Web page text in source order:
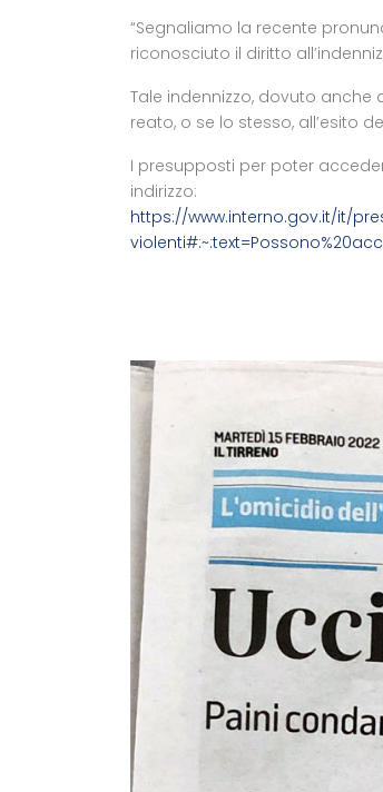
“Segnaliamo la recente
riconosciuto il diritto
Tale indennizzo, dovuto anche
reato, o se lo stesso, all’esito
I presupposti per poter
indirizzo:
https://www.interno.gov.it/it/